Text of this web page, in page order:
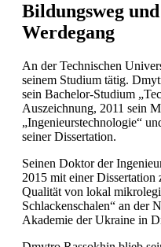
Bildungsweg
Werdegang
An der Technischen
seinem Studium tätig.
sein Bachelor-Studium
Auszeichnung, 2011 sein
„Ingenieurstechnologie“
seiner Dissertation.
Seinen Doktor der
2015 mit einer Dissertation
Qualität von lokal
Schlackenschalen“ an der
Akademie der Ukraine in